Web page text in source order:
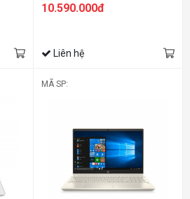
10.590.000đ
Liên hệ
MÃ SP: